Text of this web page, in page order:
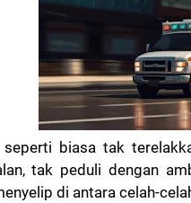
seperti biasa tak
tak peduli dengan
di antara celah-